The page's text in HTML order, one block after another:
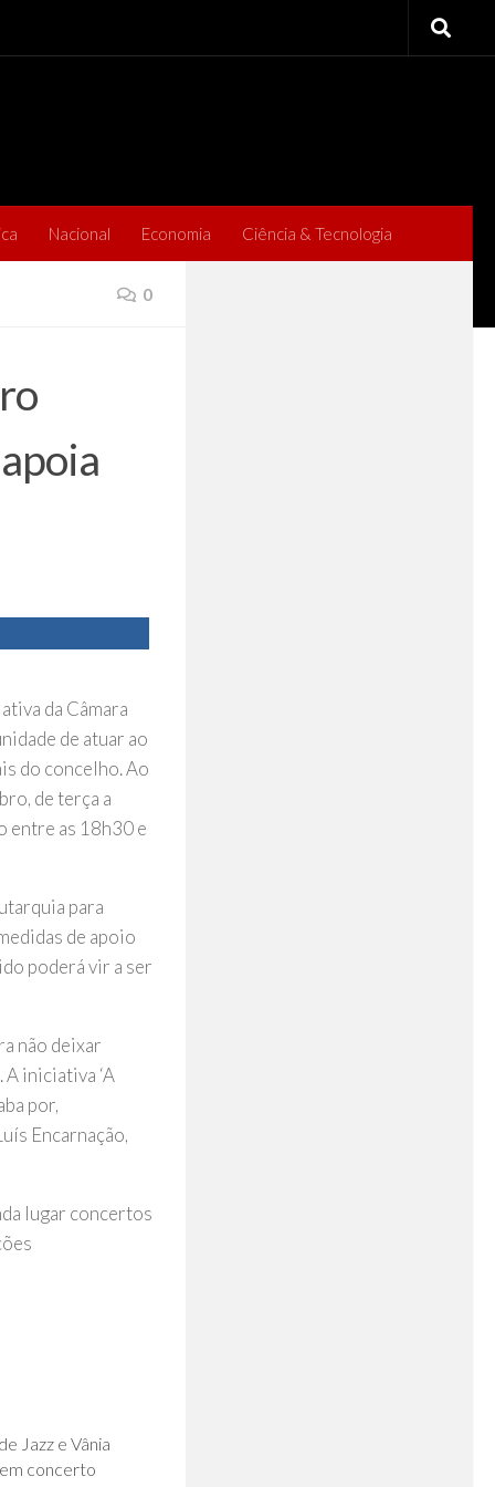
Nacional Economia Ciência & Tecnologia
0
da Câmara
de atuar ao
do concelho. Ao
de terça a
entre as 18h30 e
para
de apoio
poderá vir a ser
não deixar
iniciativa ‘A
por,
Encarnação,
lugar concertos
Jazz e Vânia
concerto